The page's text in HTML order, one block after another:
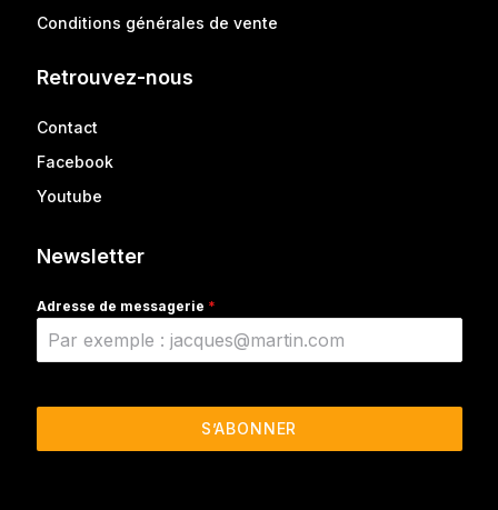
Conditions générales de vente
Retrouvez-nous
Contact
Facebook
Youtube
Newsletter
Adresse de messagerie *
S’ABONNER